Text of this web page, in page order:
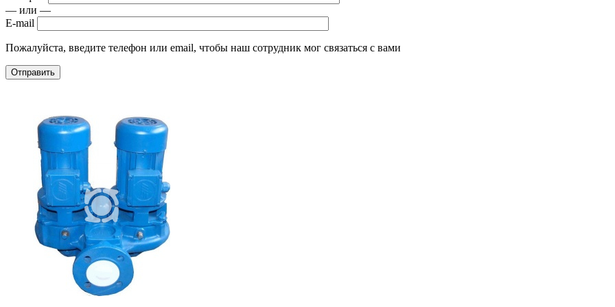
— или —
E-mail
Пожалуйста, введите телефон или email, чтобы наш сотрудник мог связаться с вами
Отправить